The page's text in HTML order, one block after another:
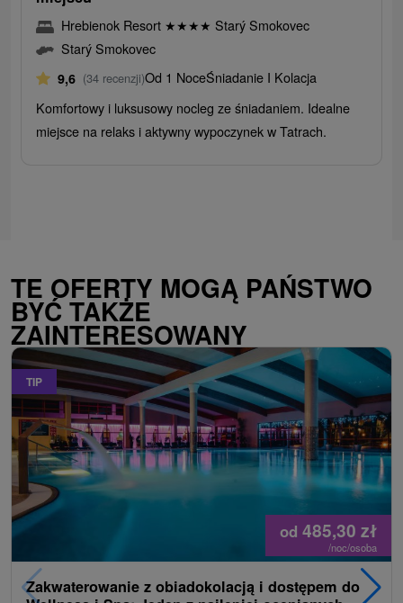
Hrebienok Resort ★★★★ Starý Smokovec
Starý Smokovec
9,6 (34 recenzji)Od 1 NoceŚniadanie I Kolacja
Komfortowy i luksusowy nocleg ze śniadaniem. Idealne
miejsce na relaks i aktywny wypoczynek w Tatrach.
TE OFERTY MOGĄ PAŃSTWO
BYĆ TAKŻE
ZAINTERESOWANY
TIP
od 485,30 zł
/noc/osoba
Zakwaterowanie z obiadokolacją i dostępem do